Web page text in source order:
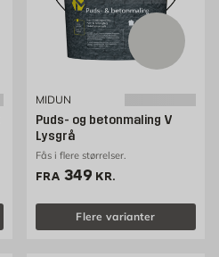
MIDUN
Puds- og betonmaling V
Lysgrå
Fås i flere størrelser.
FRA Pris 349 kr. /stk
349 KR.
Flere varianter